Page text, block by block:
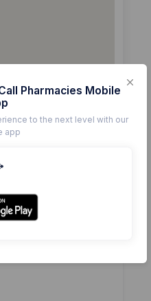
Pharmacies Mobile
to the next level with our
app